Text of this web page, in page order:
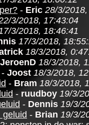
- Eric 28/3/
3/2018, 17:43:04
3/2018, 18:46:41
17/3/2018,
18/3/2018,
JeroenD 18/3/2018,
- Joost 18/3/2018,
- Bram 18/3/2018,
- ruudboy 19/3/
- Dennis 19/3/
geluid - Brian 19/3/